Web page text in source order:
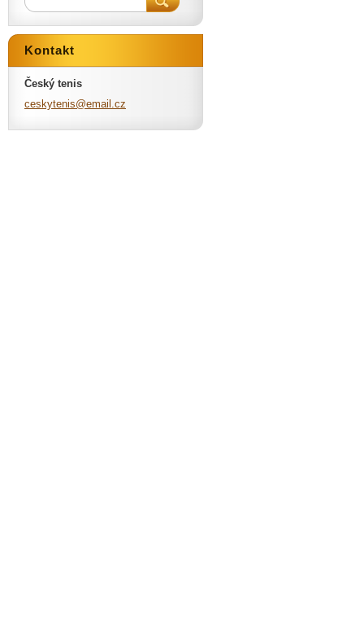
Kontakt
Český tenis
ceskytenis@email .cz